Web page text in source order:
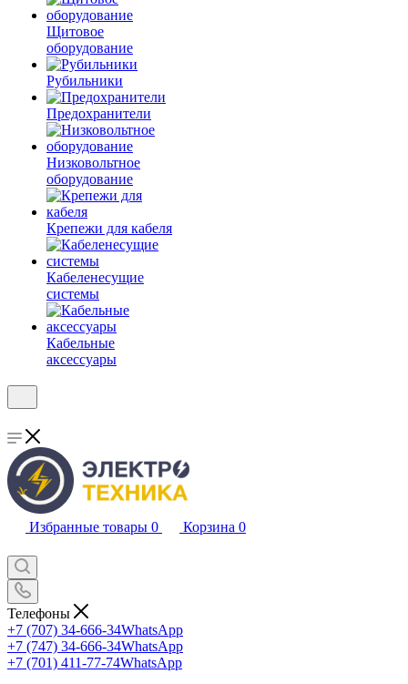
Щитовое
оборудование
Рубильники
Предохранители
Низковольтное
оборудование
Крепежи для кабеля
Кабеленесущие
системы
Кабельные
аксессуары
Избранные товары 0 Корзина 0
Телефоны
+7 (707) 34-666-34WhatsApp
+7 (747) 34-666-34WhatsApp
+7 (701) 411-77-74WhatsApp